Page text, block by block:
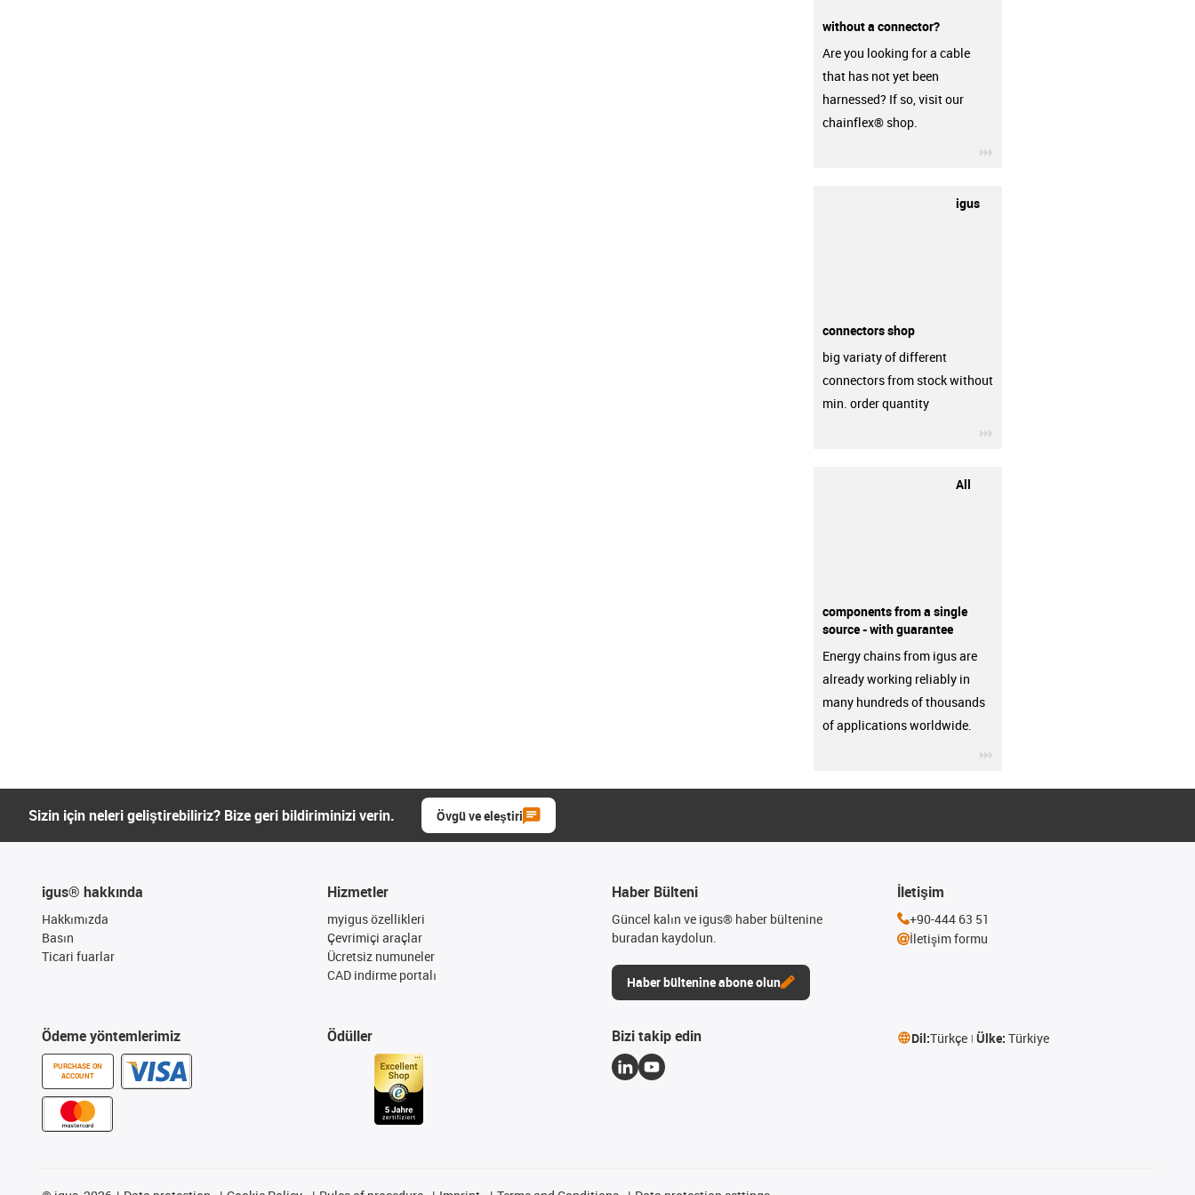
without a connector?
Are you looking for a cable
that has not yet been
harnessed? If so, visit our
chainflex® shop.
igus
connectors shop
big variaty of different
connectors from stock without
min. order quantity
All
components from a single
source - with guarantee
Energy chains from igus are
already working reliably in
many hundreds of thousands
of applications worldwide.
Sizin için neleri geliştirebiliriz? Bize geri bildiriminizi verin. Övgü ve eleştiri
igus® hakkında
Hakkımızda
Basın
Ticari fuarlar
Ödeme yöntemlerimiz
PURCHASE ON
ACCOUNT
Hizmetler
myigus özellikleri
Çevrimiçi araçlar
Ücretsiz numuneler
CAD indirme portalı
Ödüller
Haber Bülteni
Güncel kalın ve igus® haber bültenine
buradan kaydolun.
Haber bültenine abone olun
İletişim
+90-444 63 51
İletişim formu
Bizi takip edin Dil:Türkçe Ülke: Türkiye